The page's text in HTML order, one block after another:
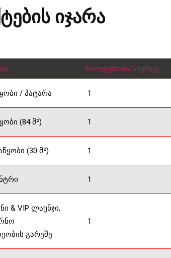
იჯარა
რაოდენობა/სივრცე
/ პატარა 1
(84 მ²) 1
(30 მ²) 1
1
& VIP ლაუნჯი,
გარეშე
1